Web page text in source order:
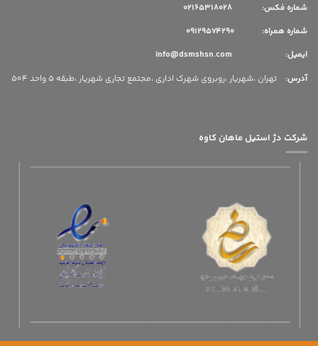
شماره فکس: 02165318028
شماره همراه: 09129574290
ایمیل: info@dsmshsn.com
آدرس: تهران ،شهریار ،روبروی شهرک اداری ،مجتمع تجاری شهریار ،طبقه 5 واحد 504
شرکت دژ استیل ماهان کاوه